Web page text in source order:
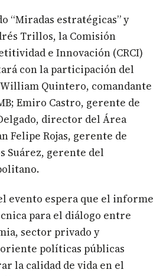
“Miradas estratégicas” y
Trillos, la Comisión
e Innovación (CRCI)
con la participación del
Quintero, comandante
Emiro Castro, gerente de
director del Área
Felipe Rojas, gerente de
Suárez, gerente del
evento espera que el informe
para el diálogo entre
sector privado y
políticas públicas
la calidad de vida en el